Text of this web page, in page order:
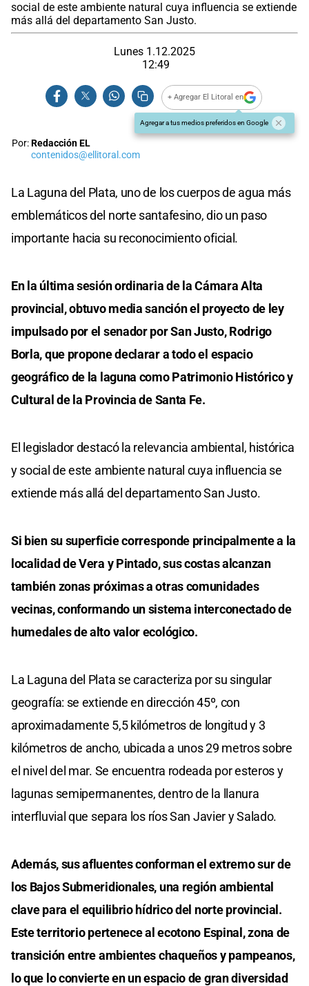
social de este ambiente natural cuya influencia se extiende
más allá del departamento San Justo.
Lunes 1.12.2025
12:49
+ Agregar El Litoral en
Agregar a tus medios preferidos en Google
Por:Redacción EL
contenidos@ellitoral.com
La Laguna del Plata, uno de los cuerpos de agua más
emblemáticos del norte santafesino, dio un paso
importante hacia su reconocimiento oficial.
En la última sesión ordinaria de la Cámara Alta
provincial, obtuvo media sanción el proyecto de ley
impulsado por el senador por San Justo, Rodrigo
Borla, que propone declarar a todo el espacio
geográfico de la laguna como Patrimonio Histórico y
Cultural de la Provincia de Santa Fe.
El legislador destacó la relevancia ambiental, histórica
y social de este ambiente natural cuya influencia se
extiende más allá del departamento San Justo.
Si bien su superficie corresponde principalmente a la
localidad de Vera y Pintado, sus costas alcanzan
también zonas próximas a otras comunidades
vecinas, conformando un sistema interconectado de
humedales de alto valor ecológico.
La Laguna del Plata se caracteriza por su singular
geografía: se extiende en dirección 45º, con
aproximadamente 5,5 kilómetros de longitud y 3
kilómetros de ancho, ubicada a unos 29 metros sobre
el nivel del mar. Se encuentra rodeada por esteros y
lagunas semipermanentes, dentro de la llanura
interfluvial que separa los ríos San Javier y Salado.
Además, sus afluentes conforman el extremo sur de
los Bajos Submeridionales, una región ambiental
clave para el equilibrio hídrico del norte provincial.
Este territorio pertenece al ecotono Espinal, zona de
transición entre ambientes chaqueños y pampeanos,
lo que lo convierte en un espacio de gran diversidad